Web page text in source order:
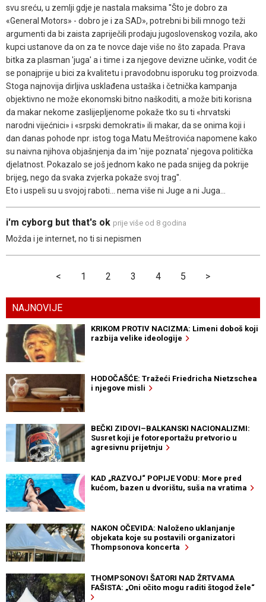
svu sreću, u zemlji gdje je nastala maksima ''Što je dobro za
«General Motors» - dobro je i za SAD», potrebni bi bili mnogo teži
argumenti da bi zaista zapriječili prodaju jugoslovenskog vozila, ako
kupci ustanove da on za te novce daje više no što zapada. Prava
bitka za plasman 'juga' a i time i za njegove devizne učinke, vodit će
se ponajprije u bici za kvalitetu i pravodobnu isporuku tog proizvoda.
Stoga najnovija dirljiva usklađena ustaška i četnička kampanja
objektivno ne može ekonomski bitno naškoditi, a može biti korisna
da makar nekome zaslijepljenome pokaže tko su ti «hrvatski
narodni vijećnici» i «srpski demokrati» ili makar, da se onima koji i
dan danas pohode npr. istog toga Matu Meštrovića napomene kako
su naivna njihova objašnjenja da im 'nije poznata' njegova politička
djelatnost. Pokazalo se još jednom kako ne pada snijeg da pokrije
brijeg, nego da svaka zvjerka pokaže svoj trag''.
Eto i uspeli su u svojoj raboti... nema više ni Juge a ni Juga...
i'm cyborg but that's ok prije više od 8 godina
Možda i je internet, no ti si nepismen
< 1 2 3 4 5 >
NAJNOVIJE
KRIKOM PROTIV NACIZMA: Limeni doboš koji
razbija velike ideologije
HODOČAŠĆE: Tražeći Friedricha Nietzschea
i njegove misli
BEČKI ZIDOVI–BALKANSKI NACIONALIZMI:
Susret koji je fotoreportažu pretvorio u
agresivnu prijetnju
KAD „RAZVOJ“ POPIJE VODU: More pred
kućom, bazen u dvorištu, suša na vratima
NAKON OČEVIDA: Naloženo uklanjanje
objekata koje su postavili organizatori
Thompsonova koncerta
THOMPSONOVI ŠATORI NAD ŽRTVAMA
FAŠISTA: „Oni očito mogu raditi štogod žele“